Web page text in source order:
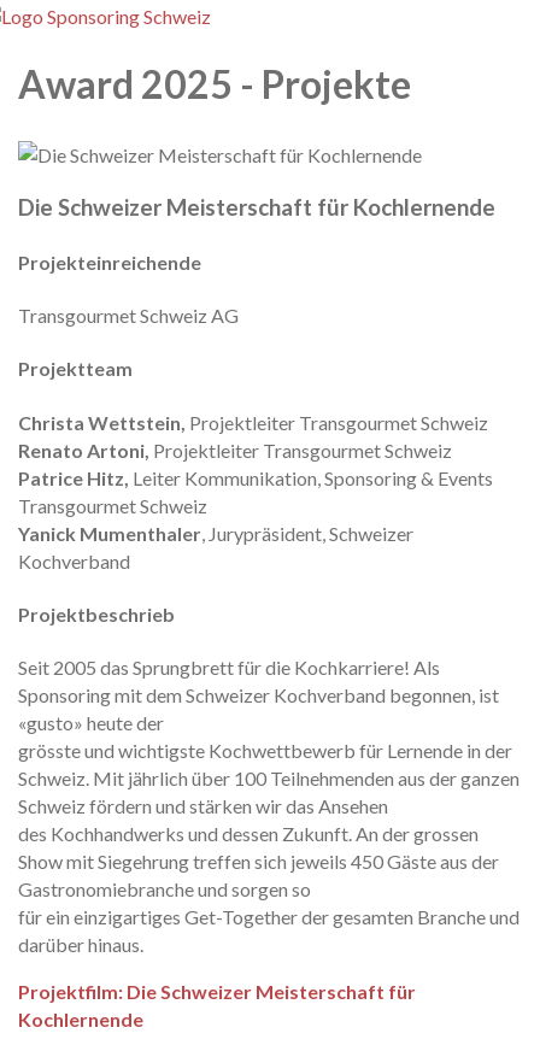
Award 2025 - Projekte
Die Schweizer Meisterschaft für Kochlernende
Projekteinreichende
Transgourmet Schweiz AG
Projektteam
Christa Wettstein, Projektleiter Transgourmet Schweiz
Renato Artoni, Projektleiter Transgourmet Schweiz
Patrice Hitz, Leiter Kommunikation, Sponsoring & Events
Transgourmet Schweiz
Yanick Mumenthaler , Jurypräsident, Schweizer
Kochverband
Projektbeschrieb
Seit 2005 das Sprungbrett für die Kochkarriere! Als
Sponsoring mit dem Schweizer Kochverband begonnen, ist
«gusto» heute der
grösste und wichtigste Kochwettbewerb für Lernende in der
Schweiz. Mit jährlich über 100 Teilnehmenden aus der ganzen
Schweiz fördern und stärken wir das Ansehen
des Kochhandwerks und dessen Zukunft. An der grossen
Show mit Siegehrung treffen sich jeweils 450 Gäste aus der
Gastronomiebranche und sorgen so
für ein einzigartiges Get-Together der gesamten Branche und
darüber hinaus.
Projektfilm: Die Schweizer Meisterschaft für
Kochlernende